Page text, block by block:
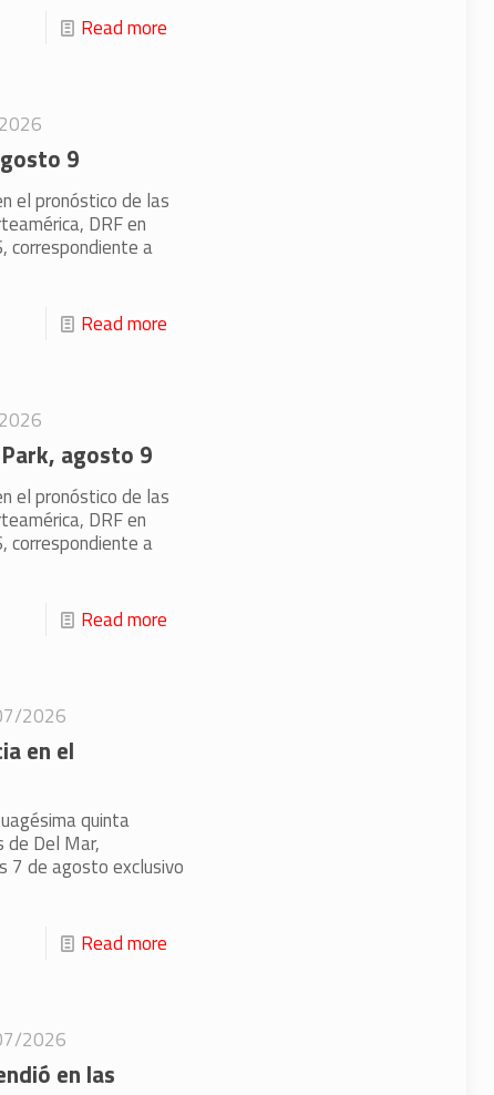
Read more
9
el pronóstico de las
DRF en
correspondiente a
Read more
agosto 9
el pronóstico de las
DRF en
correspondiente a
Read more
2026
en el
quinta
de Del Mar,
7 de agosto exclusivo
Read more
2026
en las